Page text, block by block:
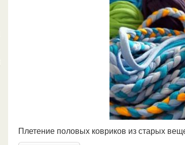
Плетение половых ковриков из старых